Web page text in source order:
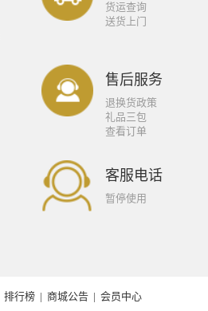
货运查询
送货上门
售后服务
退换货政策
礼品三包
查看订单
客服电话
暂停使用
排行榜| 商城公告| 会员中心